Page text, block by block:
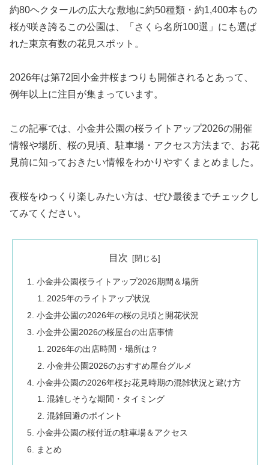
約80ヘクタールの広大な敷地に約50種類・約1,400本もの
桜が咲き誇るこの公園は、「さくら名所100選」にも選ば
れた東京有数の花見スポット。
2026年は第72回小金井桜まつりも開催されるとあって、
例年以上に注目が集まっています。
この記事では、小金井公園の桜ライトアップ2026の開催
情報や場所、桜の見頃、駐車場・アクセス方法まで、お花
見前に知っておきたい情報をわかりやすくまとめました。
夜桜をゆっくり楽しみたい方は、ぜひ最後までチェックし
てみてください。
目次
小金井公園桜ライトアップ2026期間＆場所
2025年のライトアップ状況
小金井公園の2026年の桜の見頃と開花状況
小金井公園2026の桜屋台の出店事情
2026年の出店時間・場所は？
小金井公園2026のおすすめ屋台グルメ
小金井公園の2026年桜お花見時期の混雑状況と避け方
混雑しそうな期間・タイミング
混雑回避のポイント
小金井公園の桜付近の駐車場＆アクセス
まとめ